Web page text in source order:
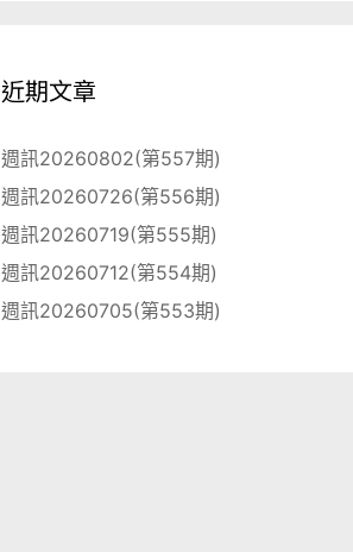
近期文章
週訊20260802(第557期)
週訊20260726(第556期)
週訊20260719(第555期)
週訊20260712(第554期)
週訊20260705(第553期)